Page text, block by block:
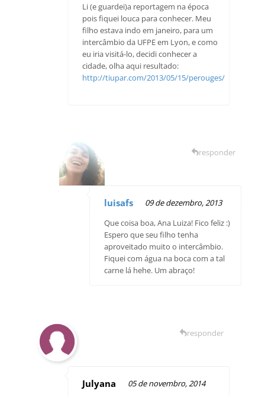
Li (e guardei)a reportagem na época
pois fiquei louca para conhecer. Meu
filho estava indo em janeiro, para um
intercâmbio da UFPE em Lyon, e como
eu iria visitá-lo, decidi conhecer a
cidade, olha aqui resultado:
http://tiupar.com/2013/05/15/perouges/
luisafs
09 de dezembro, 2013
Que coisa boa, Ana Luiza! Fico feliz :)
Espero que seu filho tenha
aproveitado muito o intercâmbio.
Fiquei com água na boca com a tal
carne lá hehe. Um abraço!
responder
Julyana
05 de novembro, 2014
responder